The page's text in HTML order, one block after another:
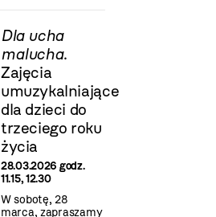
Dla ucha
malucha.
Zajęcia
umuzykalniające
dla dzieci do
trzeciego roku
życia
28.03.2026 godz.
11.15, 12.30
W sobotę, 28
marca, zapraszamy